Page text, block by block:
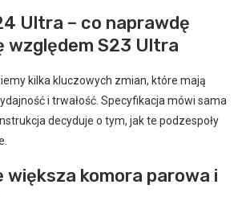
Ultra – co naprawdę
względem S23 Ultra
kilka kluczowych zmian, które mają
i trwałość. Specyfikacja mówi sama
decyduje o tym, jak te podzespoły
większa komora parowa i